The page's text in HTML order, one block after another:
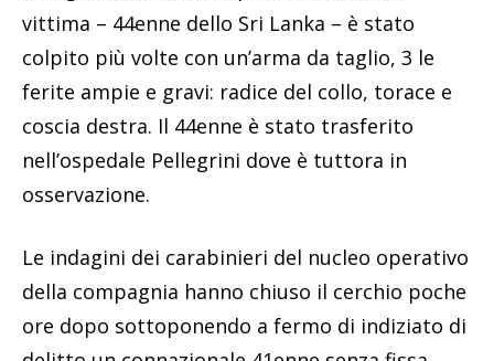
vittima – 44enne dello Sri Lanka – è stato
colpito più volte con un’arma da taglio, 3 le
ferite ampie e gravi: radice del collo, torace e
coscia destra. Il 44enne è stato trasferito
nell’ospedale Pellegrini dove è tuttora in
osservazione.
Le indagini dei carabinieri del nucleo operativo
della compagnia hanno chiuso il cerchio poche
ore dopo sottoponendo a fermo di indiziato di